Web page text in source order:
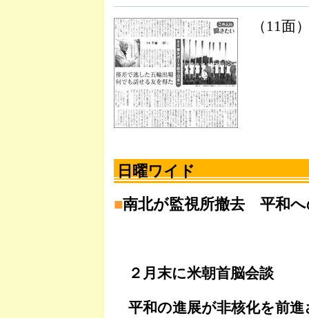
（11面
日曜ワイド
■南北が監視所撤去 平和へ
２月末に米朝首脳会談
平和の進展が非核化を前進